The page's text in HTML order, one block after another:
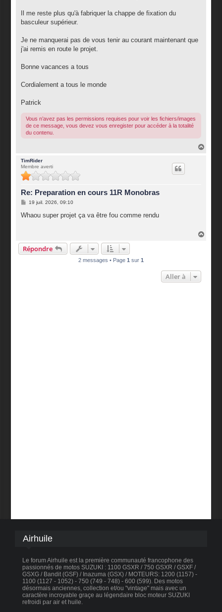
Il me reste plus qu'à fabriquer la chappe de fixation du
basculeur supérieur.
Je ne manquerai pas de vous tenir au courant maintenant que
j'ai remis en route le projet.
Bonne vacances a tous
Cordialement a tous le monde
Patrick
Vous n’avez pas les permissions requises pour voir les fichiers/images
de ce message, vous devez vous enregister pour accéder à la totalité
du contenu.
TimRider
Membre averti
Re: Preparation en cours 11R Monobras
M
s
19 juil. 2026, 09:10
Whaou super projet ça va être fou comme rendu
Répondre
2 messages • Page 1 sur 1
Aller à
Airhuile
Le forum Airhuile est la première communauté francophone des
passionnés de motos SUZUKI : 1100 GSXR / 750 GSXR / GSXF /
GSXG / Bandit (GSF) / Inazuma (GSX) / MOTEURS: 1200 (1157) -
1100 (1127 - 1052) - 750 (749 - 748) - 600 (599). Des motos
désormais anciennes, collection et/ou "vintage" mais avec un
caractère incroyable graçe au légendaire bloc moteur SUZUKI
refroidi par air et huile.